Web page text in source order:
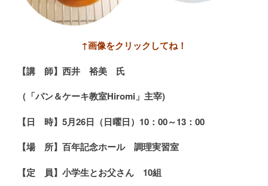
↑画像をクリックしてね！
【講 師】西井 裕美 氏
（ 「パン＆ケーキ教室Hiromi」主宰)
【日 時】5月26日（日曜日） 10 ：00～13：00
【場 所】百年記念ホール 調理実習室
【定 員】小学生とお父さん 10組